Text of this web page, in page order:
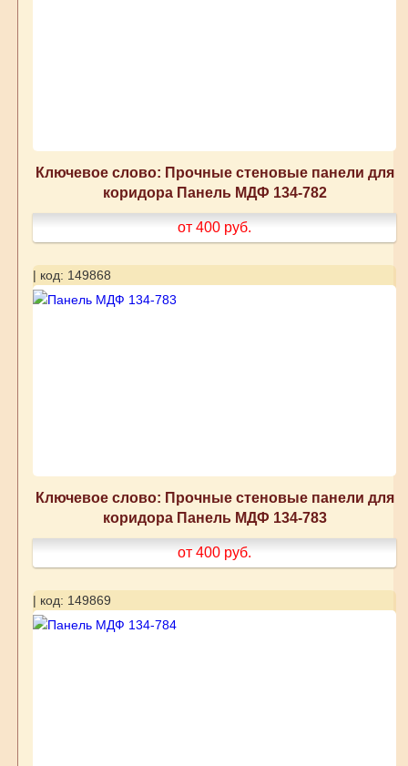
Ключевое слово: Прочные стеновые панели для
коридора Панель МДФ 134-782
от 400 руб.
| код: 149868
Ключевое слово: Прочные стеновые панели для
коридора Панель МДФ 134-783
от 400 руб.
| код: 149869